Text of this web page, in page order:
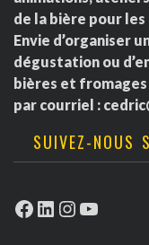
de la bière pour
Envie d’organiser
dégustation ou
bières et fromages
par courriel :
SUIVEZ-NOUS
Facebook
LinkedIn
Instagram
YouTube